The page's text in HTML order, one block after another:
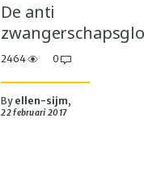
De anti
2464 0
By ellen-sijm,
22 februari 2017